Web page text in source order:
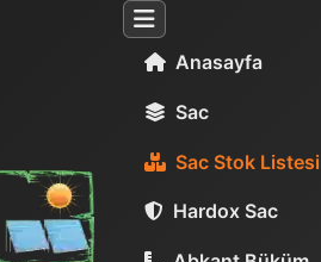
Anasayfa
Sac
Sac Stok Listesi
Hardox Sac